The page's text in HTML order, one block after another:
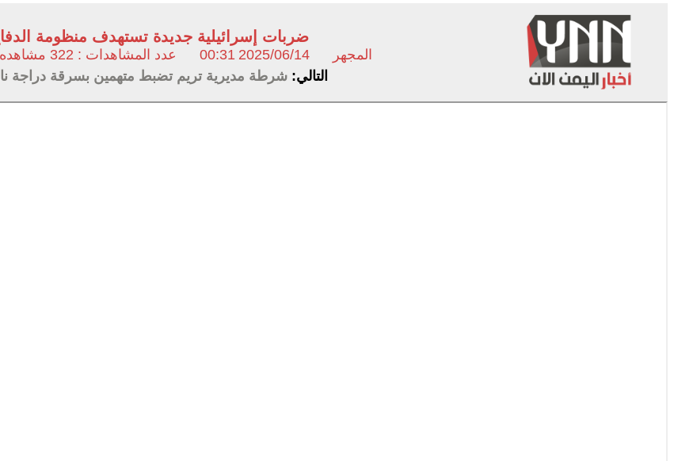
ضربات إسرائيلية جديدة تستهدف منظومة
المجهر 2025/06/14
00:31 عدد المشاهدات : 322 مشاهده
التالي: شرطة مديرية تريم تضبط متهمين بسرقة دراجة